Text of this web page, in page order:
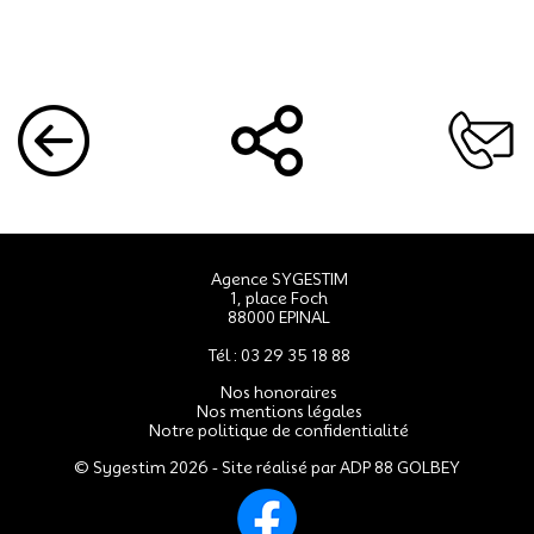
Agence SYGESTIM
1, place Foch
88000 EPINAL
Tél : 03 29 35 18 88
Nos honoraires
Nos mentions légales
Notre politique de confidentialité
© Sygestim 2026 - Site réalisé parADP 88 GOLBEY